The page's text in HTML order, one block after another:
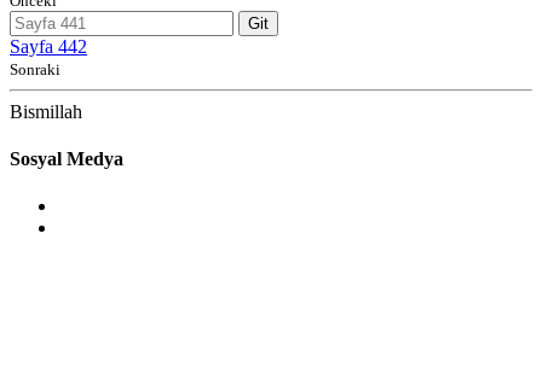
Git
Sayfa 442
Sonraki
Bismillah
Sosyal Medya